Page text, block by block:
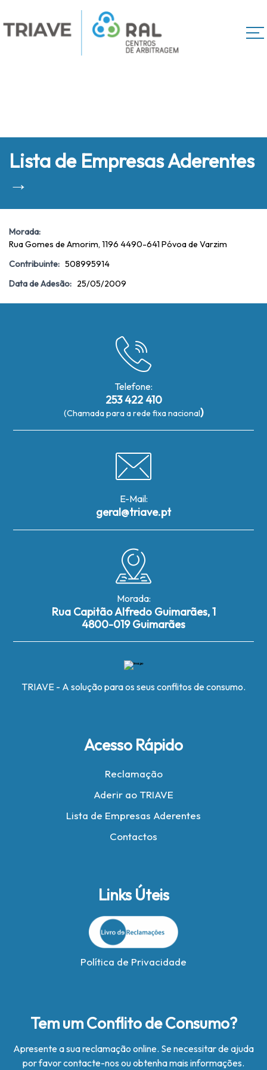
Lista de Empresas Aderentes
→
Morada:
Rua Gomes de Amorim, 1196 4490-641 Póvoa de Varzim
Contribuinte: 508995914
Data de Adesão: 25/05/2009
Telefone:
253 422 410
(Chamada para a rede fixa nacional)
E-Mail:
geral@triave.pt
Morada:
Rua Capitão Alfredo Guimarães, 1
4800-019 Guimarães
TRIAVE - A solução para os seus conflitos de consumo.
Acesso Rápido
Reclamação
Aderir ao TRIAVE
Lista de Empresas Aderentes
Contactos
Links Úteis
Política de Privacidade
Tem um Conflito de Consumo?
Apresente a sua reclamação online. Se necessitar de ajuda
por favor contacte-nos ou obtenha mais informações.